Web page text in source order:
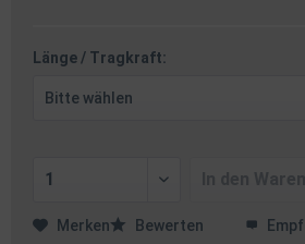
Länge / Tragkraft:
Merken Bewerten